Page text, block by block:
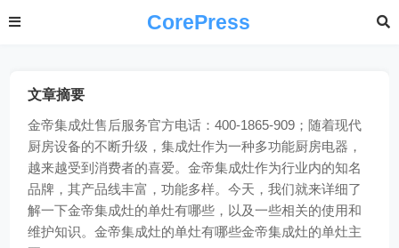
CorePress
文章摘要
金帝集成灶售后服务官方电话：400-1865-909；随着现代
厨房设备的不断升级，集成灶作为一种多功能厨房电器，
越来越受到消费者的喜爱。金帝集成灶作为行业内的知名
品牌，其产品线丰富，功能多样。今天，我们就来详细了
解一下金帝集成灶的单灶有哪些，以及一些相关的使用和
维护知识。金帝集成灶的单灶有哪些金帝集成灶的单灶主